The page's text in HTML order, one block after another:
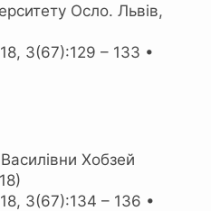
Осло. Львів,
3(67):129 – 133 •
Василівни Хобзей
3(67):134 – 136 •